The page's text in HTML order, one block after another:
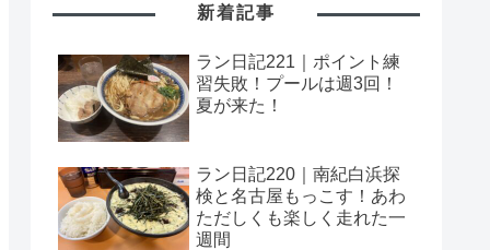
新着記事
ラン日記221｜ポイント練
習失敗！プールは週3回！
夏が来た！
ラン日記220｜南紀白浜探
検と名古屋もっこす！あわ
ただしくも楽しく走れた一
週間